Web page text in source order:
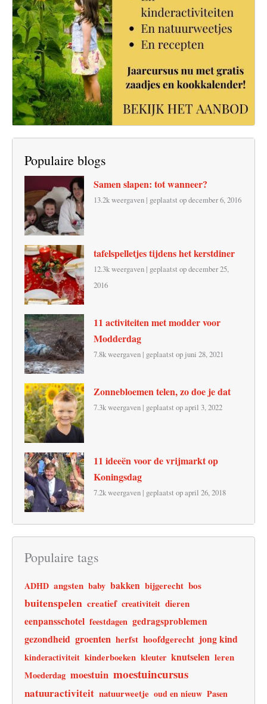
Populaire blogs
Samen slapen: tot wanneer?
13.2k weergaven | geplaatst op december 6, 2016
tafelspelletjes tijdens het kerstdiner
12.3k weergaven | geplaatst op december 25,
2016
11 activiteiten met modder voor
Modderdag
7.8k weergaven | geplaatst op juni 28, 2021
Zonnebloemen telen, zo doe je dat
7.3k weergaven | geplaatst op april 3, 2022
11 ideeën voor de vrijmarkt op
Koningsdag
7.2k weergaven | geplaatst op april 26, 2018
Populaire tags
ADHD angsten baby bakken bijgerecht bos
buitenspelen creatief creativiteit dieren
eenpansschotel feestdagen gedragsproblemen
gezondheid groenten herfst hoofdgerecht jong kind
kinderactiviteit kinderboeken kleuter knutselen leren
Moederdag moestuin moestuincursus
natuuractiviteit natuurweetje oud en nieuw Pasen